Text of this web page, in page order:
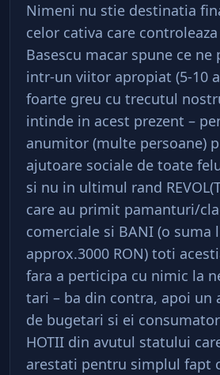
Nimeni nu stie destinatia
celor cativa care
Basescu macar spune ce ne
intr-un viitor apropiat (5-10
foarte greu cu trecutul
intinde in acest prezent –
anumitor (multe persoane)
ajutoare sociale de toate
si nu in ultimul rand
care au primit pamanturi/
comerciale si BANI (o suma
approx.3000 RON) toti
fara a perticipa cu nimic la
tari – ba din contra, apoi un
de bugetari si ei
HOTII din avutul statului
arestati pentru simplul fapt